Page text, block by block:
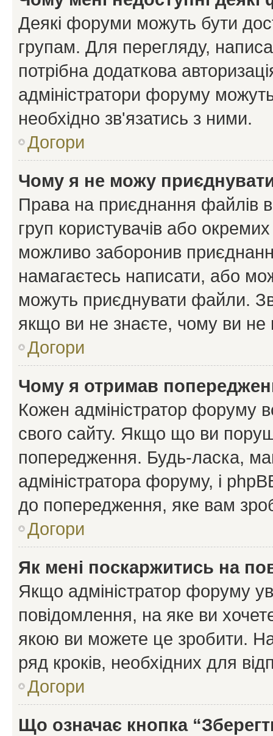
Деякі форуми можуть бути
групам. Для перегляду,
потрібна додаткова
адміністратори форуму
необхідно зв'язатись з ними.
Догори
Чому я не можу
Права на приєднання файлів
груп користувачів або
можливо заборонив
намагаєтесь написати, або
можуть приєднувати файли.
якщо ви не знаєте, чому ви
Догори
Чому я отримав
Кожен адміністратор форуму
свого сайту. Якщо що ви
попередження. Будь-ласка,
адміністратора форуму, і
до попередження, яке вам
Догори
Як мені поскаржитись на
Якщо адміністратор форуму
повідомлення, на яке ви
якою ви можете це зробити.
ряд кроків, необхідних для
Догори
Що означає кнопка